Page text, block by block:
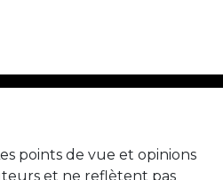
points de vue et opinions
et ne reflètent pas